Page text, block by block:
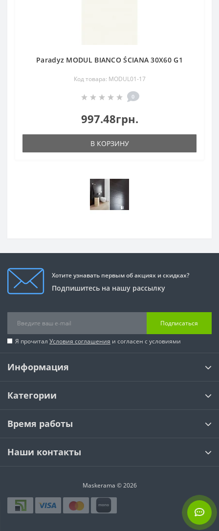
Paradyz MODUL BIANCO ŚCIANA 30X60 G1
Код товара: MODUL01-17
0
997.48грн.
В КОРЗИНУ
Хотите узнавать первым об акциях и скидках?
Подпишитесь на нашу рассылку
Подписаться
Я прочитал Условия соглашения и согласен с условиями
Информация
Категории
Время работы
Наши контакты
Maskerama © 2026